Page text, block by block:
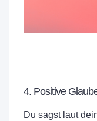
4. Positive
Du sagst laut